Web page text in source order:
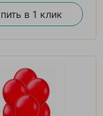
в 1 клик